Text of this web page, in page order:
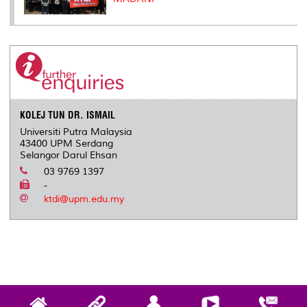
KOLEJ TUN DR. ISMAIL
Universiti Putra Malaysia
43400 UPM Serdang
Selangor Darul Ehsan
03 9769 1397
-
ktdi@upm.edu.my